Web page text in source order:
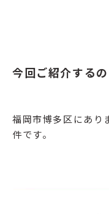
今回ご紹介する
福岡市博多区にあり
件です。